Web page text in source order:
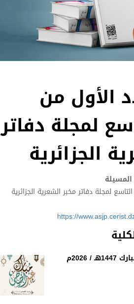
الأول من
لمجلة دفاتر
الجزائرية
لمجلة دفاتر مخبر الشعرية الجزائرية
https://